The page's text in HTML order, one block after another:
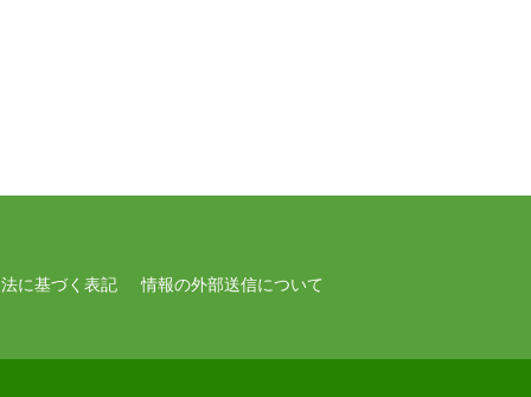
に基づく表記 情報の外部送信について